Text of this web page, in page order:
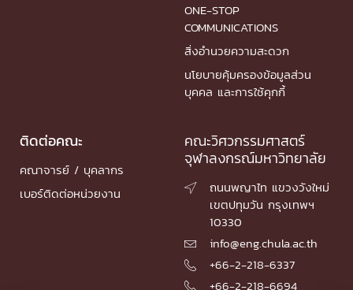
ONE-STOP
COMMUNICATIONS
สิ่งอำนวยความสะดวก
นโยบายคุ้มครองข้อมูลส่วน
บุคคล และการใช้คุกกี้
ติดต่อคณะ
คณาจารย์ / บุคลากร
เบอร์ติดต่อหน่วยงาน
คณะวิศวกรรมศาสตร์
จุฬาลงกรณ์มหาวิทยาลัย

ถนนพญาไท แขวงวังใหม่
เขตปทุมวัน กรุงเทพฯ
10330
 info@eng.chula.ac.th
 +66-2-218-6337
 +66-2-218-6694